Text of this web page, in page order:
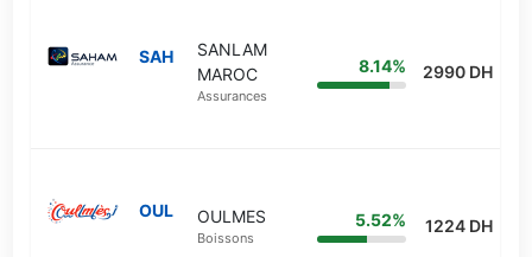
SAH
SANLAM
MAROC
Assurances
8.14% 2990 DH
OUL OULMES
Boissons
5.52% 1224 DH